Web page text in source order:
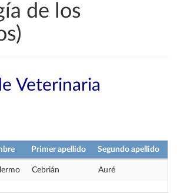
de los
Veterinaria
Primer apellido Segundo apellido
Cebrián Auré